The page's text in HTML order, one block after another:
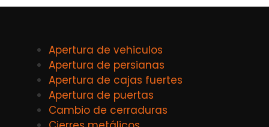
Apertura de vehiculos
Apertura de persianas
Apertura de cajas fuertes
Apertura de puertas
Cambio de cerraduras